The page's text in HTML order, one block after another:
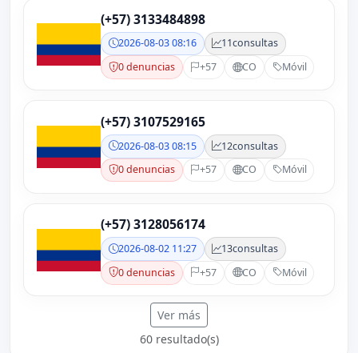
(+57) 3133484898
2026-08-03 08:16 11consultas
0 denuncias
+57 CO Móvil
(+57) 3107529165
2026-08-03 08:15 12consultas
0 denuncias
+57 CO Móvil
(+57) 3128056174
2026-08-02 11:27 13consultas
0 denuncias
+57 CO Móvil
Ver más
60 resultado(s)